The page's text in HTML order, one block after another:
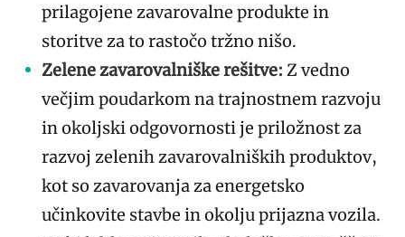
prilagojene zavarovalne produkte in
storitve za to rastočo tržno nišo.
Zelene zavarovalniške rešitve: Z vedno
večjim poudarkom na trajnostnem razvoju
in okoljski odgovornosti je priložnost za
razvoj zelenih zavarovalniških produktov,
kot so zavarovanja za energetsko
učinkovite stavbe in okolju prijazna vozila.